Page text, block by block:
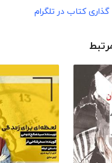
گذاری کتاب در تلگرام